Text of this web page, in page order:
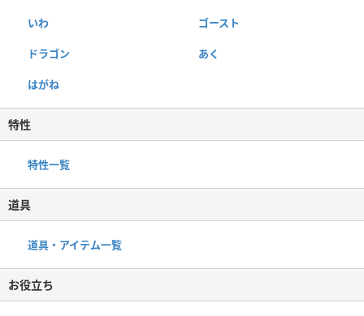
いわ ゴースト
ドラゴン あく
はがね
特性
特性一覧
道具
道具・アイテム一覧
お役立ち